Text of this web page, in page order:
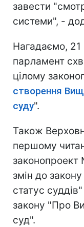
завести
системи", -
Нагадаємо,
парламент
цілому
створення
суду".
Також
першому
змін до
статус
закону "Про
суд".